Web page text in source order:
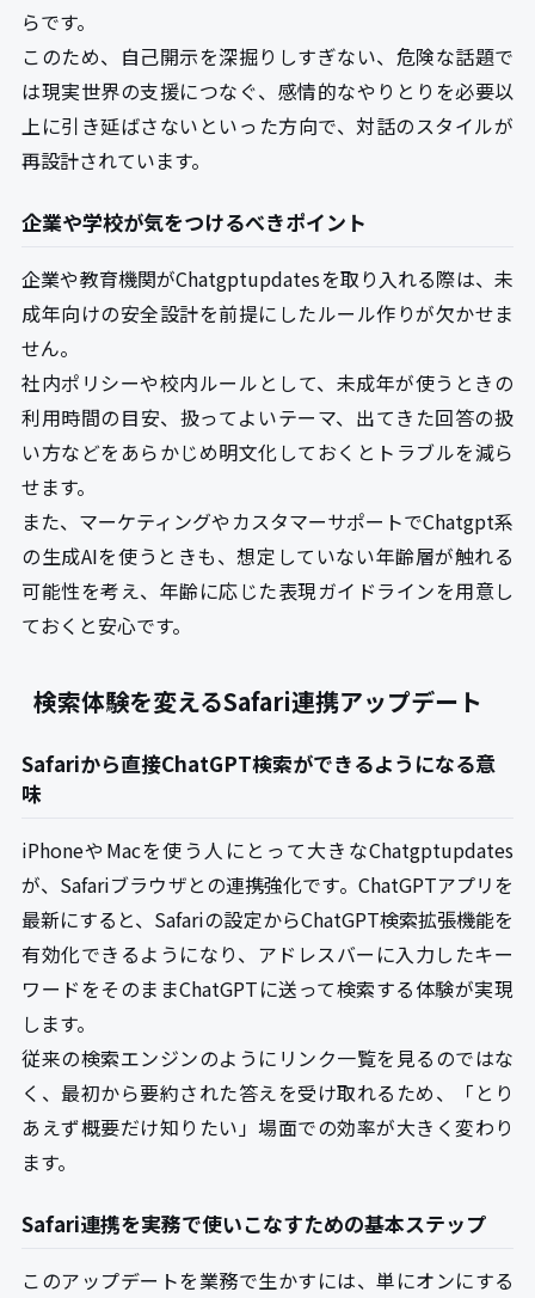
らです。
このため、自己開示を深掘りしすぎない、危険な話題で
は現実世界の支援につなぐ、感情的なやりとりを必要以
上に引き延ばさないといった方向で、対話のスタイルが
再設計されています。
企業や学校が気をつけるべきポイント
企業や教育機関がChatgptupdatesを取り入れる際は、未
成年向けの安全設計を前提にしたルール作りが欠かせま
せん。
社内ポリシーや校内ルールとして、未成年が使うときの
利用時間の目安、扱ってよいテーマ、出てきた回答の扱
い方などをあらかじめ明文化しておくとトラブルを減ら
せます。
また、マーケティングやカスタマーサポートでChatgpt系
の生成AIを使うときも、想定していない年齢層が触れる
可能性を考え、年齢に応じた表現ガイドラインを用意し
ておくと安心です。
検索体験を変えるSafari連携アップデート
Safariから直接ChatGPT検索ができるようになる意
味
iPhoneやMacを使う人にとって大きなChatgptupdates
が、Safariブラウザとの連携強化です。ChatGPTアプリを
最新にすると、Safariの設定からChatGPT検索拡張機能を
有効化できるようになり、アドレスバーに入力したキー
ワードをそのままChatGPTに送って検索する体験が実現
します。
従来の検索エンジンのようにリンク一覧を見るのではな
く、最初から要約された答えを受け取れるため、「とり
あえず概要だけ知りたい」場面での効率が大きく変わり
ます。
Safari連携を実務で使いこなすための基本ステップ
このアップデートを業務で生かすには、単にオンにする